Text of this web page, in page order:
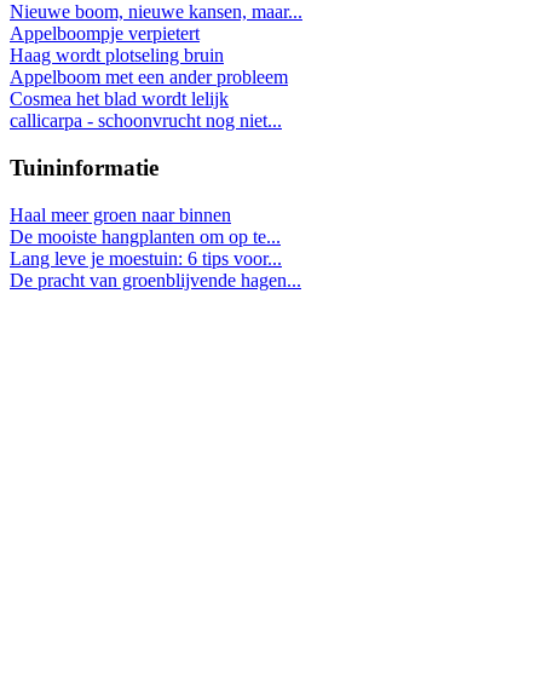
Nieuwe boom, nieuwe kansen, maar...
Appelboompje verpietert
Haag wordt plotseling bruin
Appelboom met een ander probleem
Cosmea het blad wordt lelijk
callicarpa - schoonvrucht nog niet...
Tuininformatie
Haal meer groen naar binnen
De mooiste hangplanten om op te...
Lang leve je moestuin: 6 tips voor...
De pracht van groenblijvende hagen...